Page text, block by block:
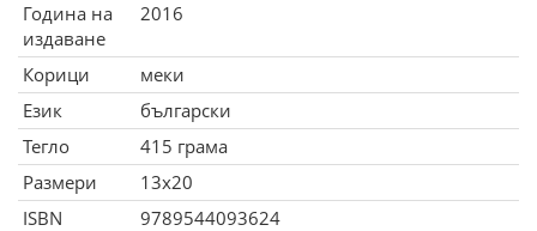
Година на
издаване
2016
Корици
меки
Език
български
Тегло
415 грама
Размери
13x20
ISBN
9789544093624